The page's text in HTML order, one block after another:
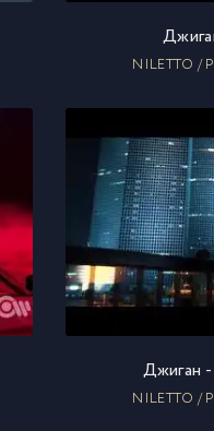
NILETTO /
Джиган
NILETTO /